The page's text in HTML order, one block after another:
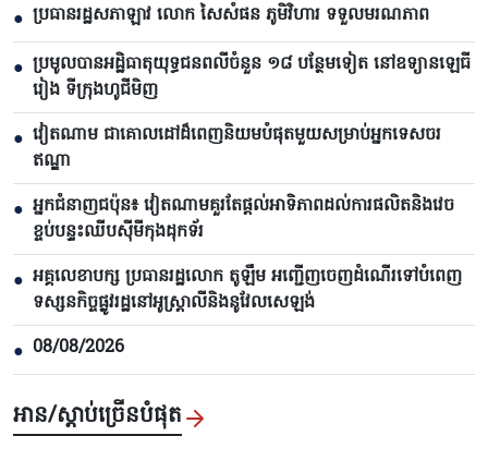
● ប្រធានរដ្ឋសភាឡាវ លោក សៃសំផន ភូមិវិហារ ទទួលមរណភាព
● ប្រមូលបានអដ្ឋិធាតុយុទ្ធជនពលីចំនួន ១៨ បន្ថែមទៀត នៅឧទ្យានឡេធី
រៀង ទីក្រុងហូជីមិញ
● វៀតណាម ជាគោលដៅដ៏ពេញនិយមបំផុតមួយសម្រាប់អ្នកទេសចរ
ឥណ្ឌា
● អ្នកជំនាញជប៉ុន៖ វៀតណាមគួរតែផ្តល់អាទិភាពដល់ការផលិតនិងវេច
ខ្ចប់បន្ទះឈីបស៊ីមីកុងដុកទ័រ
● អគ្គលេខាបក្ស ប្រធានរដ្ឋលោក តូឡឹម អញ្ជើញចេញដំណើរទៅបំពេញ
ទស្សនកិច្ចផ្លូវរដ្ឋនៅអូស្ត្រាលីនិងនូវែលសេឡង់
● 08/08/2026
អាន/ស្តាប់ច្រើនបំផុត